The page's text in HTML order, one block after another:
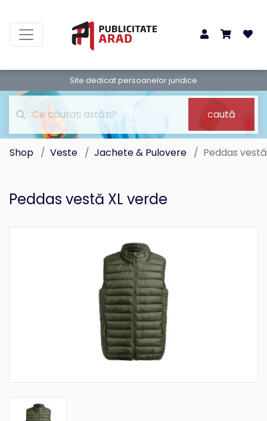
Site dedicat persoanelor juridice
caută
Shop Veste Jachete & Pulovere Peddas
Peddas vestă XL verde